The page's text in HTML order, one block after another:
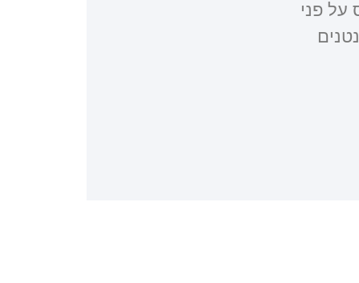
חוויות מ- 2016 ונפרס על פני